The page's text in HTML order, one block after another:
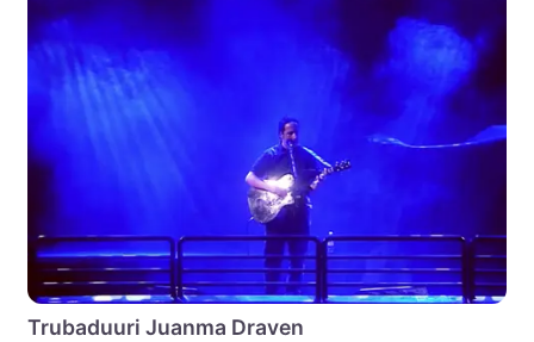
Trubaduuri Juanma Draven